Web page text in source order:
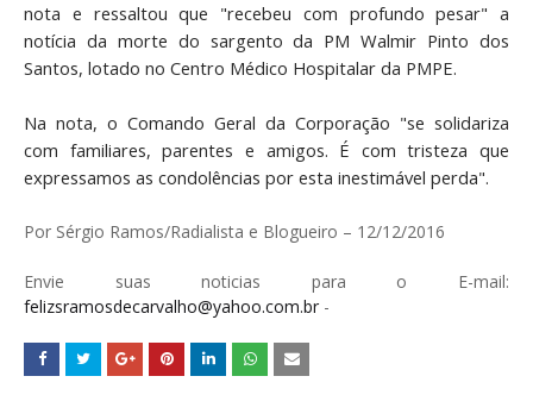
nota e ressaltou que "recebeu com profundo pesar" a
notícia da morte do sargento da PM Walmir Pinto dos
Santos, lotado no Centro Médico Hospitalar da PMPE.
Na nota, o Comando Geral da Corporação "se solidariza
com familiares, parentes e amigos. É com tristeza que
expressamos as condolências por esta inestimável perda".
Por Sérgio Ramos/Radialista e Blogueiro – 12/12/2016
Envie suas noticias para o E-mail:
felizsramosdecarvalho@yahoo.com.br -